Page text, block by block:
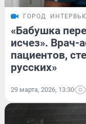
ГОРОД
«Бабушка
исчез».
пациентов,
русских»
29 марта, 2026, 13:30